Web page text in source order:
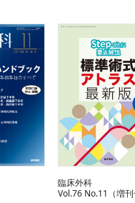
臨床外科
Vol.76 No.11（増